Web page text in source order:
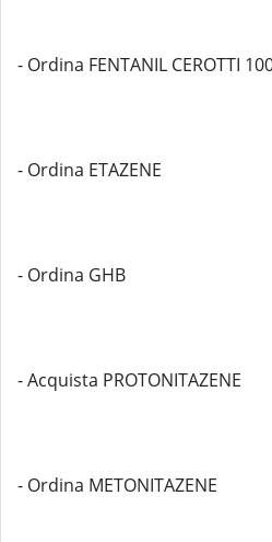
- Ordina FENTANIL CEROTTI
- Ordina ETAZENE
- Ordina GHB
- Acquista PROTONITAZENE
- Ordina METONITAZENE